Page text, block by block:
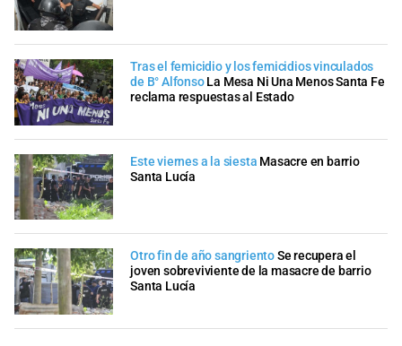
Tras el femicidio y los femicidios vinculados
de B° Alfonso La Mesa Ni Una Menos Santa Fe
reclama respuestas al Estado
Este viernes a la siesta Masacre en barrio
Santa Lucía
Otro fin de año sangrientoSe recupera el
joven sobreviviente de la masacre de barrio
Santa Lucía